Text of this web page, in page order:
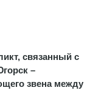
связанный с
–
звена между